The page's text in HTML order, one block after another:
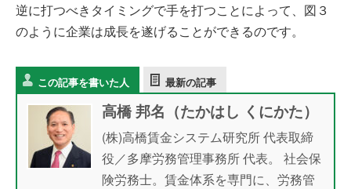
逆に打つべきタイミングで手を打つことによって、図３
のように企業は成長を遂げることができるのです。
この記事を書いた人 最新の記事
高橋 邦名（たかはし くにかた）
(株)高橋賃金システム研究所 代表取締
役／多摩労務管理事務所 代表。 社会保
険労務士。賃金体系を専門に、労務管